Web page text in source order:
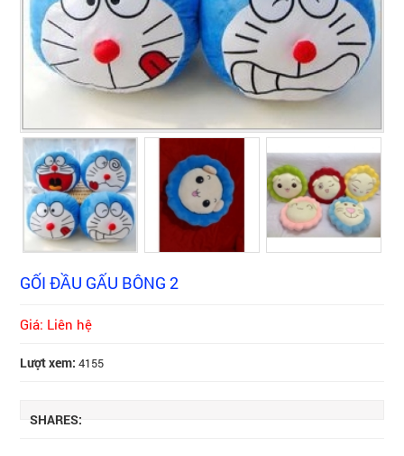
GỐI ĐẦU GẤU BÔNG 2
Giá: Liên hệ
Lượt xem: 4155
SHARES: